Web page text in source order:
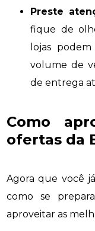
Preste
fique de
lojas
volume de
de entrega
Como
ofertas da
Agora que você
como se
aproveitar as